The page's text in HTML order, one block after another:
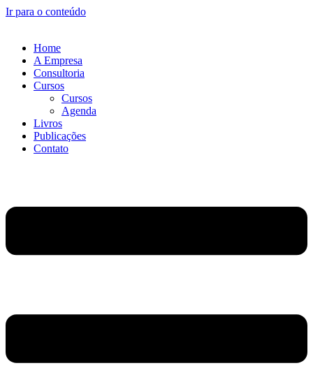
Ir para o conteúdo
Home
A Empresa
Consultoria
Cursos
Cursos
Agenda
Livros
Publicações
Contato